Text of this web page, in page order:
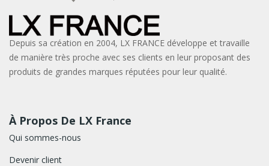
Depuis sa création en 2004, LX FRANCE développe et travaille
de manière très proche avec ses clients en leur proposant des
produits de grandes marques réputées pour leur qualité.
À Propos De LX France
Qui sommes-nous
Devenir client